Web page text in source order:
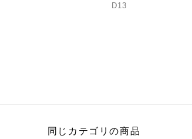
D13
同じカテゴリの商品